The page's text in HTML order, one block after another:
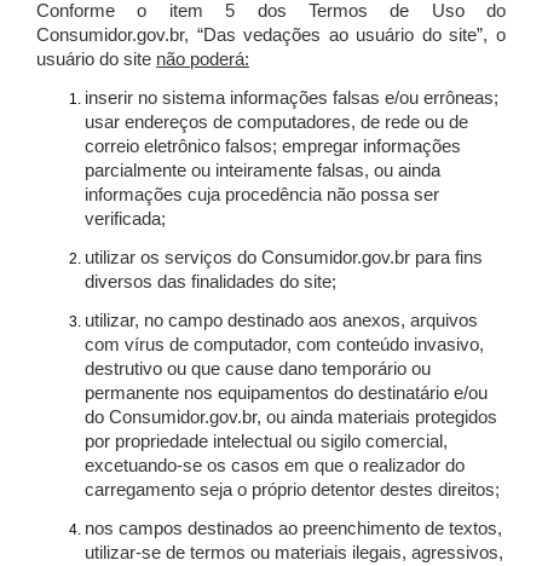
Conforme o item 5 dos Termos de Uso do
Consumidor.gov.br, “Das vedações ao usuário do site”, o
usuário do site não poderá:
inserir no sistema informações falsas e/ou errôneas;
usar endereços de computadores, de rede ou de
correio eletrônico falsos; empregar informações
parcialmente ou inteiramente falsas, ou ainda
informações cuja procedência não possa ser
verificada;
utilizar os serviços do Consumidor.gov.br para fins
diversos das finalidades do site;
utilizar, no campo destinado aos anexos, arquivos
com vírus de computador, com conteúdo invasivo,
destrutivo ou que cause dano temporário ou
permanente nos equipamentos do destinatário e/ou
do Consumidor.gov.br, ou ainda materiais protegidos
por propriedade intelectual ou sigilo comercial,
excetuando-se os casos em que o realizador do
carregamento seja o próprio detentor destes direitos;
nos campos destinados ao preenchimento de textos,
utilizar-se de termos ou materiais ilegais, agressivos,